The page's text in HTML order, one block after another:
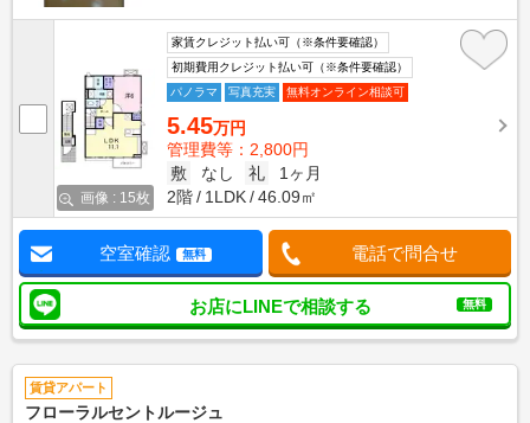
画像 : 15枚
家賃クレジット払い可（※条件要確認）
初期費用クレジット払い可（※条件要確認）
パノラマ
写真充実 無料オンライン相談可
5.45万円
管理費等：2,800円
敷
なし 礼
1ヶ月
2階
1LDK 46.09㎡
空室確認 無料 電話で問合せ
お店にLINEで相談する 無料
賃貸アパート
フローラルセントルージュ